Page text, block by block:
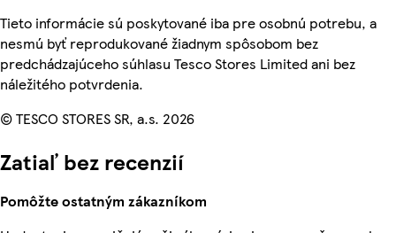
Tieto informácie sú poskytované iba pre osobnú potrebu, a
nesmú byť reprodukované žiadnym spôsobom bez
predchádzajúceho súhlasu Tesco Stores Limited ani bez
náležitého potvrdenia.
© TESCO STORES SR, a.s. 2026
Zatiaľ bez recenzií
Pomôžte ostatným zákazníkom